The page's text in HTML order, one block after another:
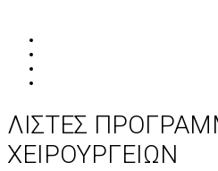
ΛΙΣΤΕΣ
ΧΕΙΡΟΥΡΓEΙΩΝ